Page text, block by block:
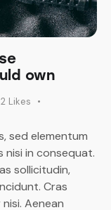
own
2 Likes
sed elementum
nisi in consequat.
sollicitudin,
Cras
Aenean